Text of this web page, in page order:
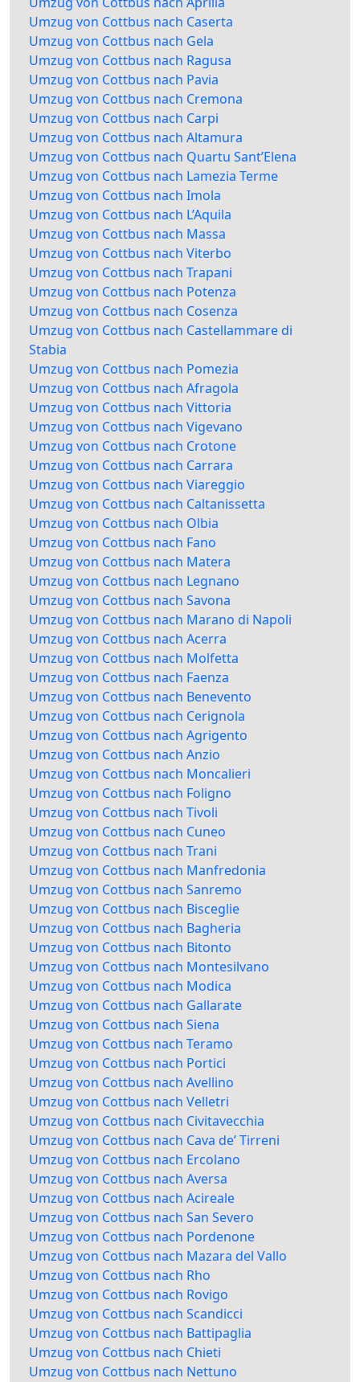
Umzug von Cottbus nach Caserta
Umzug von Cottbus nach Gela
Umzug von Cottbus nach Ragusa
Umzug von Cottbus nach Pavia
Umzug von Cottbus nach Cremona
Umzug von Cottbus nach Carpi
Umzug von Cottbus nach Altamura
Umzug von Cottbus nach Quartu Sant’Elena
Umzug von Cottbus nach Lamezia Terme
Umzug von Cottbus nach Imola
Umzug von Cottbus nach L’Aquila
Umzug von Cottbus nach Massa
Umzug von Cottbus nach Viterbo
Umzug von Cottbus nach Trapani
Umzug von Cottbus nach Potenza
Umzug von Cottbus nach Cosenza
Umzug von Cottbus nach Castellammare di
Stabia
Umzug von Cottbus nach Pomezia
Umzug von Cottbus nach Afragola
Umzug von Cottbus nach Vittoria
Umzug von Cottbus nach Vigevano
Umzug von Cottbus nach Crotone
Umzug von Cottbus nach Carrara
Umzug von Cottbus nach Viareggio
Umzug von Cottbus nach Caltanissetta
Umzug von Cottbus nach Olbia
Umzug von Cottbus nach Fano
Umzug von Cottbus nach Matera
Umzug von Cottbus nach Legnano
Umzug von Cottbus nach Savona
Umzug von Cottbus nach Marano di Napoli
Umzug von Cottbus nach Acerra
Umzug von Cottbus nach Molfetta
Umzug von Cottbus nach Faenza
Umzug von Cottbus nach Benevento
Umzug von Cottbus nach Cerignola
Umzug von Cottbus nach Agrigento
Umzug von Cottbus nach Anzio
Umzug von Cottbus nach Moncalieri
Umzug von Cottbus nach Foligno
Umzug von Cottbus nach Tivoli
Umzug von Cottbus nach Cuneo
Umzug von Cottbus nach Trani
Umzug von Cottbus nach Manfredonia
Umzug von Cottbus nach Sanremo
Umzug von Cottbus nach Bisceglie
Umzug von Cottbus nach Bagheria
Umzug von Cottbus nach Bitonto
Umzug von Cottbus nach Montesilvano
Umzug von Cottbus nach Modica
Umzug von Cottbus nach Gallarate
Umzug von Cottbus nach Siena
Umzug von Cottbus nach Teramo
Umzug von Cottbus nach Portici
Umzug von Cottbus nach Avellino
Umzug von Cottbus nach Velletri
Umzug von Cottbus nach Civitavecchia
Umzug von Cottbus nach Cava de’ Tirreni
Umzug von Cottbus nach Ercolano
Umzug von Cottbus nach Aversa
Umzug von Cottbus nach Acireale
Umzug von Cottbus nach San Severo
Umzug von Cottbus nach Pordenone
Umzug von Cottbus nach Mazara del Vallo
Umzug von Cottbus nach Rho
Umzug von Cottbus nach Rovigo
Umzug von Cottbus nach Scandicci
Umzug von Cottbus nach Battipaglia
Umzug von Cottbus nach Chieti
Umzug von Cottbus nach Nettuno